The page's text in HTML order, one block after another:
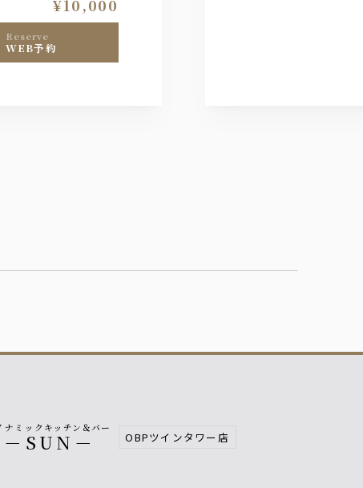
¥10,000
reserve
WEB予約
ナミックキッチン＆バー
SUN－ OBPツインタワー店